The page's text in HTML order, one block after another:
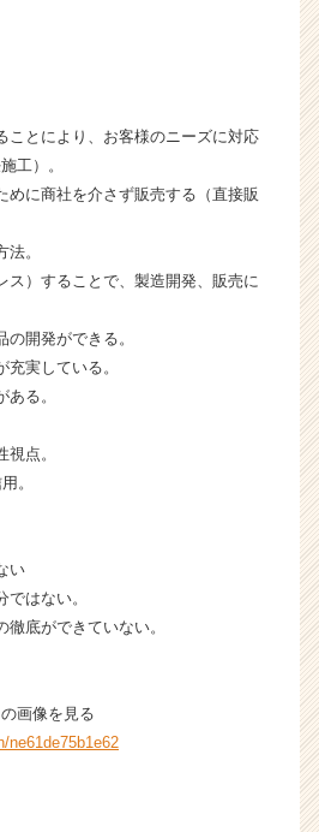
ことにより、お客様のニーズに対応
工）。
めに商社を介さず販売する（直接販
法。
ス）することで、製造開発、販売に
の開発ができる。
充実している。
ある。
視点。
。
い
ではない。
徹底ができていない。
画像を見る
ne61de75b1e62